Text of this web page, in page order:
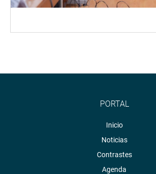
PORTAL
Inicio
Noticias
Contrastes
Agenda